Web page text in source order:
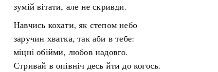
зумій вітати, але не скривди.
Навчись кохати, як степом небо
заручин хватка, так аби в тебе:
міцні обійми, любов надовго.
Стривай в опівніч десь йти до когось.